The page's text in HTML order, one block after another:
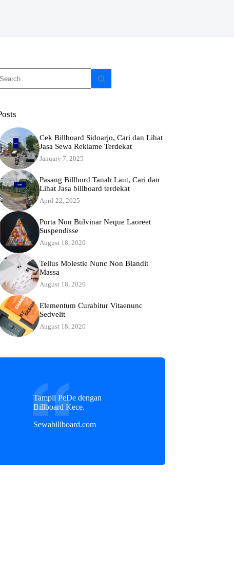
results
Cek Billboard Sidoarjo, Cari dan Lihat
Jasa Sewa Reklame Terdekat
January 7, 2025
Pasang Billbord Tanah Laut, Cari dan
Lihat Jasa billboard terdekat
April 22, 2025
Porta Non Bulvinar Neque Laoreet
Suspendisse
August 18, 2020
Tellus Molestie Nunc Non Blandit
Massa
August 18, 2020
Elementum Curabitur Vitaenunc
Sedvelit
August 18, 2020
Tampil PeDe dengan
Billboard Kece.
Sewabillboard.com